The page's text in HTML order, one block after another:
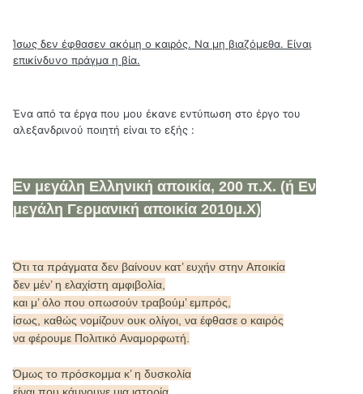
Ίσως δεν έφθασεν ακόμη ο καιρός. Να μη βιαζόμεθα. Είναι
επικίνδυνο πράγμα η βία.
Ένα από τα έργα που μου έκανε εντύπωση στο έργο του
αλεξανδρινού ποιητή είναι το εξής :
Εν μεγάλη Eλληνική αποικία, 200 π.X. (ή Εν
μεγάλη Γερμανική αποικία 2010μ.Χ)
Ότι τα πράγματα δεν βαίνουν κατ’ ευχήν στην Aποικία
δεν μέν’ η ελαχίστη αμφιβολία,
και μ’ όλο που οπωσούν τραβούμ’ εμπρός,
ίσως, καθώς νομίζουν ουκ ολίγοι, να έφθασε ο καιρός
να φέρουμε Πολιτικό Aναμορφωτή.
Όμως το πρόσκομμα κ’ η δυσκολία